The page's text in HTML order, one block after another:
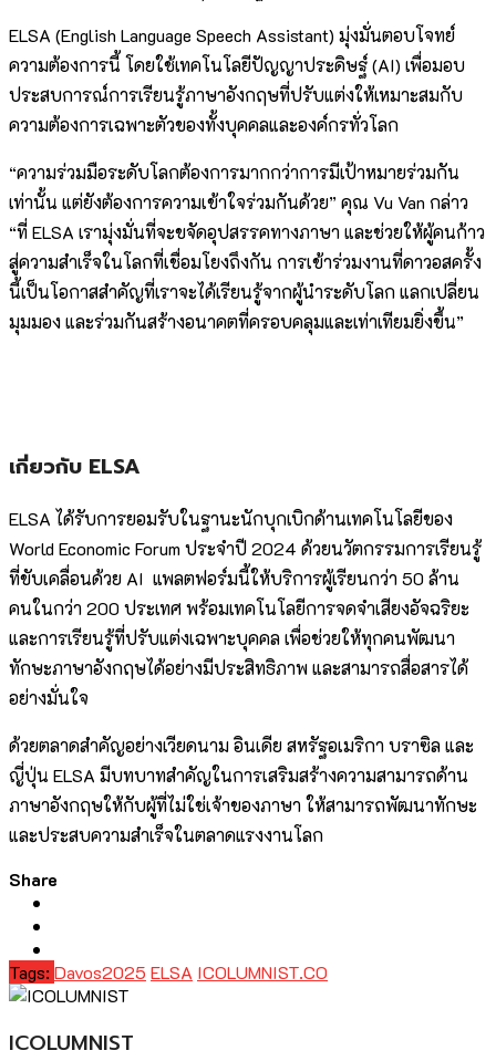
ELSA (English Language Speech Assistant) มุ่งมั่นตอบโจทย์
ความต้องการนี้ โดยใช้เทคโนโลยีปัญญาประดิษฐ์ (AI) เพื่อมอบ
ประสบการณ์การเรียนรู้ภาษาอังกฤษที่ปรับแต่งให้เหมาะสมกับ
ความต้องการเฉพาะตัวของทั้งบุคคลและองค์กรทั่วโลก
“ความร่วมมือระดับโลกต้องการมากกว่าการมีเป้าหมายร่วมกัน
เท่านั้น แต่ยังต้องการความเข้าใจร่วมกันด้วย” คุณ Vu Van กล่าว
“ที่ ELSA เรามุ่งมั่นที่จะขจัดอุปสรรคทางภาษา และช่วยให้ผู้คนก้าว
สู่ความสำเร็จในโลกที่เชื่อมโยงถึงกัน การเข้าร่วมงานที่ดาวอสครั้ง
นี้เป็นโอกาสสำคัญที่เราจะได้เรียนรู้จากผู้นำระดับโลก แลกเปลี่ยน
มุมมอง และร่วมกันสร้างอนาคตที่ครอบคลุมและเท่าเทียมยิ่งขึ้น”
เกี่ยวกับ ELSA
ELSA ได้รับการยอมรับในฐานะนักบุกเบิกด้านเทคโนโลยีของ
World Economic Forum ประจำปี 2024 ด้วยนวัตกรรมการเรียนรู้
ที่ขับเคลื่อนด้วย AI แพลตฟอร์มนี้ให้บริการผู้เรียนกว่า 50 ล้าน
คนในกว่า 200 ประเทศ พร้อมเทคโนโลยีการจดจำเสียงอัจฉริยะ
และการเรียนรู้ที่ปรับแต่งเฉพาะบุคคล เพื่อช่วยให้ทุกคนพัฒนา
ทักษะภาษาอังกฤษได้อย่างมีประสิทธิภาพ และสามารถสื่อสารได้
อย่างมั่นใจ
ด้วยตลาดสำคัญอย่างเวียดนาม อินเดีย สหรัฐอเมริกา บราซิล และ
ญี่ปุ่น ELSA มีบทบาทสำคัญในการเสริมสร้างความสามารถด้าน
ภาษาอังกฤษให้กับผู้ที่ไม่ใช่เจ้าของภาษา ให้สามารถพัฒนาทักษะ
และประสบความสำเร็จในตลาดแรงงานโลก
Share
Tags: Davos2025 ELSA ICOLUMNIST.CO
ICOLUMNIST